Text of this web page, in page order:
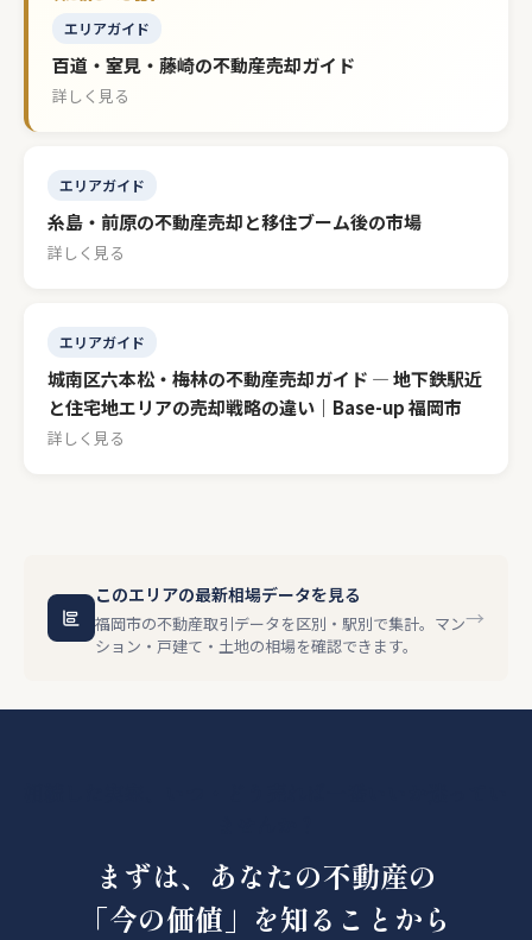
エリアガイド
百道・室見・藤崎の不動産売却ガイド
詳しく見る
エリアガイド
糸島・前原の不動産売却と移住ブーム後の市場
詳しく見る
エリアガイド
城南区六本松・梅林の不動産売却ガイド — 地下鉄駅近
と住宅地エリアの売却戦略の違い｜Base-up 福岡市
詳しく見る
このエリアの最新相場データを見る
福岡市の不動産取引データを区別・駅別で集計。マン
ション・戸建て・土地の相場を確認できます。
→
まずは、あなたの不動産の
「今の価値」を知ることから